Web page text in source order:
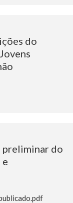
do
preliminar do